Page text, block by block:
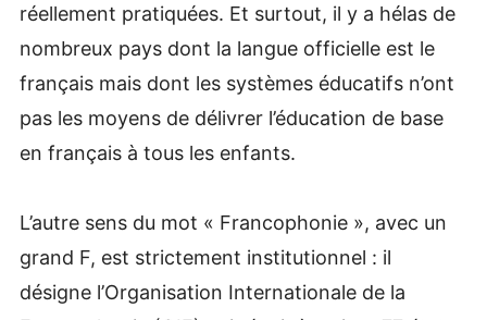
réellement pratiquées. Et surtout, il y a hélas de
nombreux pays dont la langue officielle est le
français mais dont les systèmes éducatifs n’ont
pas les moyens de délivrer l’éducation de base
en français à tous les enfants.
L’autre sens du mot « Francophonie », avec un
grand F, est strictement institutionnel : il
désigne l’Organisation Internationale de la